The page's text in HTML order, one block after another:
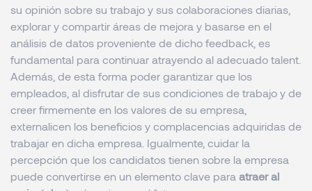
su opinión sobre su trabajo y sus colaboraciones diarias,
explorar y compartir áreas de mejora y basarse en el
análisis de datos proveniente de dicho feedback , es
fundamental para continuar atrayendo al adecuado talent.
Además, de esta forma poder garantizar que los
empleados, al disfrutar de sus condiciones de trabajo y de
creer firmemente en los valores de su empresa,
externalicen los beneficios y complacencias adquiridas de
trabajar en dicha empresa. Igualmente, cuidar la
percepción que los candidatos tienen sobre la empresa
puede convertirse en un elemento clave para atraer al